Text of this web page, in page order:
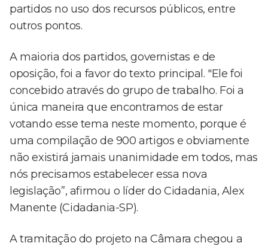
partidos no uso dos recursos públicos, entre
outros pontos.
A maioria dos partidos, governistas e de
oposição, foi a favor do texto principal. "Ele foi
concebido através do grupo de trabalho. Foi a
única maneira que encontramos de estar
votando esse tema neste momento, porque é
uma compilação de 900 artigos e obviamente
não existirá jamais unanimidade em todos, mas
nós precisamos estabelecer essa nova
legislação”, afirmou o líder do Cidadania, Alex
Manente (Cidadania-SP).
A tramitação do projeto na Câmara chegou a